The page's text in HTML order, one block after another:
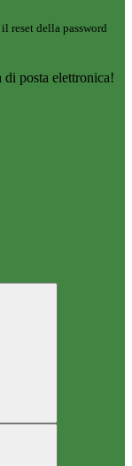
reset della password
posta elettronica!